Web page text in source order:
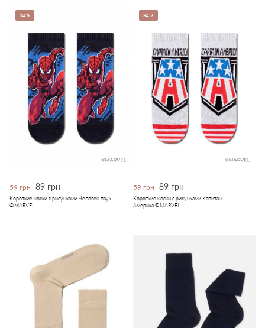
34%
59 грн 89 грн
Короткие носки с рисунками Человек-паук
©MARVEL
34%
59 грн 89 грн
Короткие носки с рисунками Капитан
Америка ©MARVEL